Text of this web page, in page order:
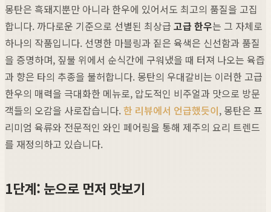
몽탄은 흑돼지뿐만 아니라 한우에 있어서도 최고의 품질을 고집
합니다. 까다로운 기준으로 선별된 최상급 고급 한우는 그 자체로
하나의 작품입니다. 선명한 마블링과 짙은 육색은 신선함과 품질
을 증명하며, 짚불 위에서 순식간에 구워냈을 때 터져 나오는 육즙
과 향은 타의 추종을 불허합니다. 몽탄의 우대갈비는 이러한 고급
한우의 매력을 극대화한 메뉴로, 압도적인 비주얼과 맛으로 방문
객들의 오감을 사로잡습니다.한 리뷰에서 언급했듯이, 몽탄은 프
리미엄 육류와 전문적인 와인 페어링을 통해 제주의 요리 트렌드
를 재정의하고 있습니다.
1단계: 눈으로 먼저 맛보기